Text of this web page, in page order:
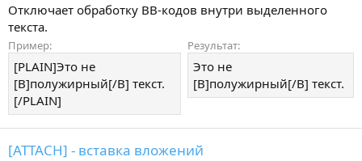
Отключает обработку BB-кодов внутри выделенного
текста.
Пример:
[PLAIN]Это не
[B]полужирный[/B] текст.
[/PLAIN]
Результат:
Это не
[B]полужирный[/B] текст.
[ATTACH] - вставка вложений